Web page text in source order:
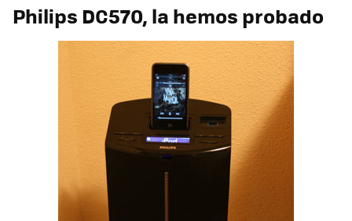
Philips DC570, la hemos probado